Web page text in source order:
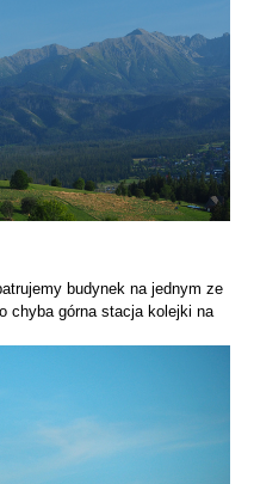
budynek na jednym ze
chyba górna stacja kolejki na